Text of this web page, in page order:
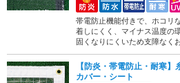
帯電防止機能付きで、ホコリ
着しにくく、マイナス温度の
固くなりにくいため支障なく
【防炎・帯電防止・耐寒
カバー・シート